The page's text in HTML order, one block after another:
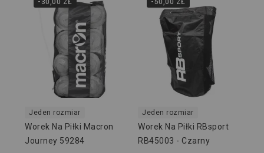
-30,00 ZŁ
Jeden rozmiar
Worek Na Piłki Macron
Journey 59284
-50,00 ZŁ
Jeden rozmiar
Worek Na Piłki RBsport
RB45003 - Czarny